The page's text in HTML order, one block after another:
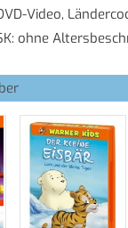
Video,
ohne